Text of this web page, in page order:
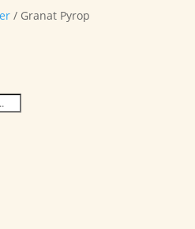
/ Granat Pyrop